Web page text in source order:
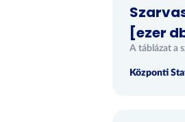
[ezer
A táblázat a
Központi